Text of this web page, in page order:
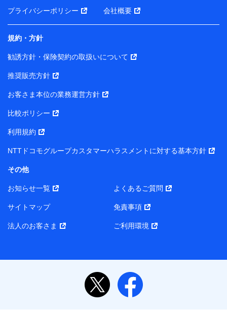
前に取得した個人データは、こちら の利用目的の範囲内
当社は株式会社NTTドコモ・フィナンシャルグループ
との間で、以下のとおり個人データを共同利用しま
す。
【共同して利用される利用データの項目】
当社または株式会社NTTドコモ・フィナンシャルグルー
の個人データ
基本情報
性、連絡先、dポイントサービスのご利用に関する情報。例
所、dポイント残高、dポイント利用履歴などが含まれます。
当社または株式会社NTTドコモ・フィナンシャルグループが
報。例として、当社または株式会社NTTドコモ・フィナンシ
履歴インターネット利用時の行動に関する情報、アプリケー
当社または株式会社NTTドコモ・フィナンシャルグループが
提供する保険関連サービスに関して取得し、又は保有する情
報。例として、見積請求受付時、資料請求受付時又はユーザ
プライバシーポリシー 会社概要
規約・方針
勧誘方針・保険契約の取扱いについて
推奨販売方針
お客さま本位の業務運営方針
比較ポリシー
利用規約
NTTドコモグループカスタマーハラスメントに対する基本方針
その他
お知らせ一覧 よくあるご質問
サイトマップ 免責事項
法人のお客さま ご利用環境